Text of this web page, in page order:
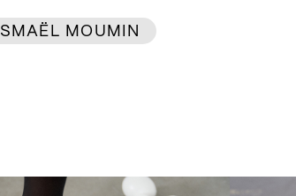
ISMAËL MOUMIN